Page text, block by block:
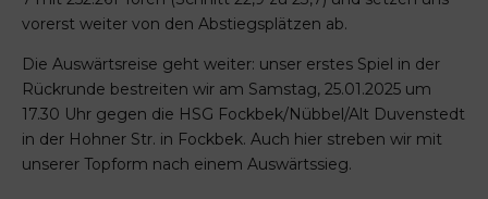
vorerst weiter von den Abstiegsplätzen ab.
Die Auswärtsreise geht weiter: unser erstes Spiel in der
Rückrunde bestreiten wir am Samstag, 25.01.2025 um
17.30 Uhr gegen die HSG Fockbek/Nübbel/Alt Duvenstedt
in der Hohner Str. in Fockbek. Auch hier streben wir mit
unserer Topform nach einem Auswärtssieg.